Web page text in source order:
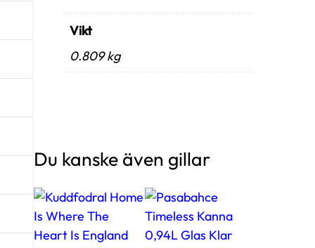
Vikt
0.809 kg
Du kanske även gillar